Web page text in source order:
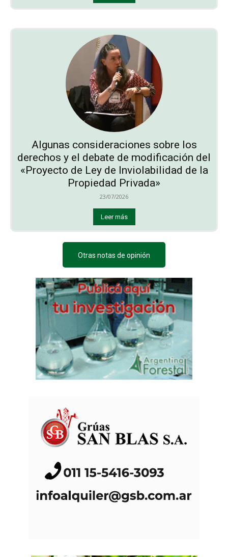
Algunas consideraciones sobre los
derechos y el debate de modificación del
«Proyecto de Ley de Inviolabilidad de la
Propiedad Privada»
23/07/2026
Leer más
Otras notas de opinión